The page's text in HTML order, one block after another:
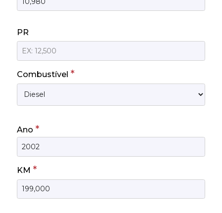
PR
Combustível *
Ano *
KM *